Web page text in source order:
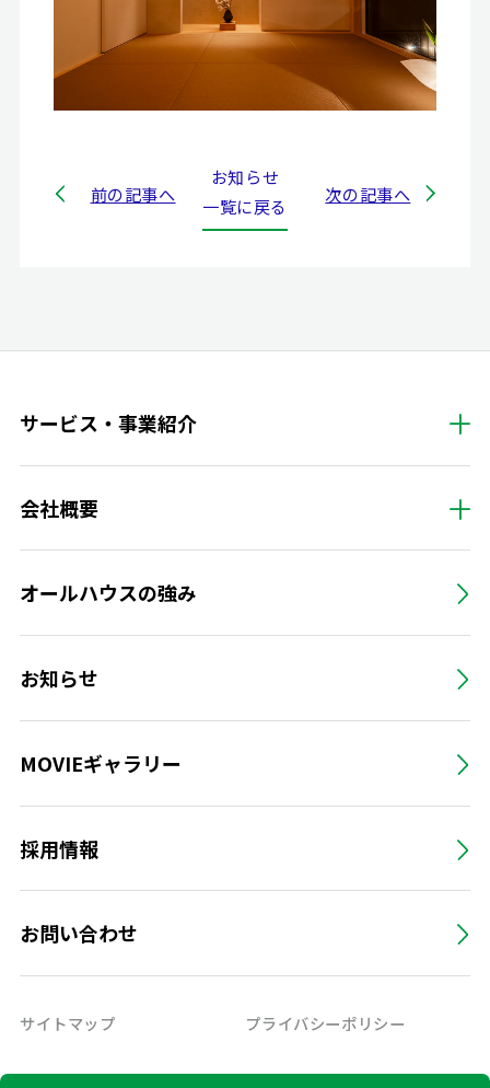
前の記事へ
お知らせ
一覧に戻る
次の記事へ
サービス・事業紹介
会社概要
オールハウスの強み
お知らせ
MOVIEギャラリー
採用情報
お問い合わせ
サイトマップ プライバシーポリシー